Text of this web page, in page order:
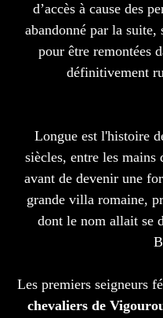
d’accès à cause des
abandonné par la suite,
pour être remontées
définitivement
Longue est l'histoire
siècles, entre les mains
avant de devenir une
grande villa romaine,
dont le nom allait se
Les premiers seigneurs
chevaliers de